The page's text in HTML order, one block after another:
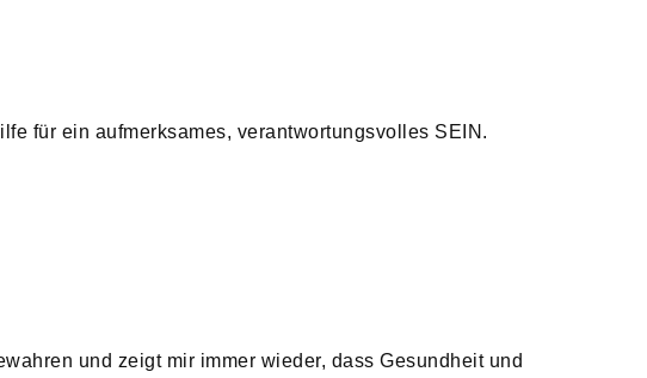
für ein aufmerksames, verantwortungsvolles SEIN.
und zeigt mir immer wieder, dass Gesundheit und